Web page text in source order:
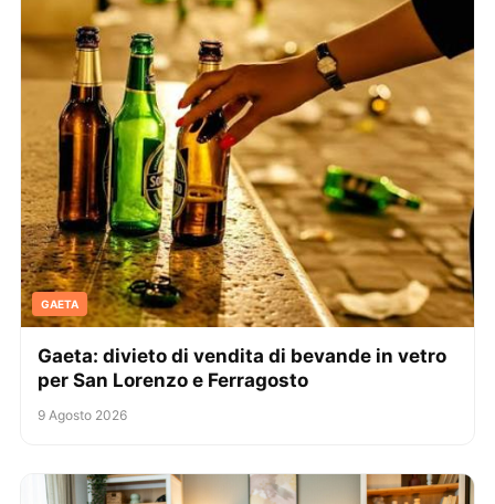
GAETA
Gaeta: divieto di vendita di bevande in vetro
per San Lorenzo e Ferragosto
9 Agosto 2026